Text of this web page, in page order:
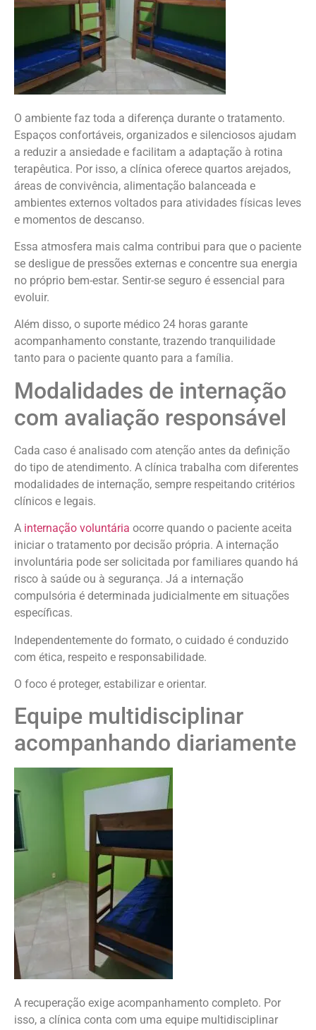
O ambiente faz toda a diferença durante o tratamento.
Espaços confortáveis, organizados e silenciosos ajudam
a reduzir a ansiedade e facilitam a adaptação à rotina
terapêutica. Por isso, a clínica oferece quartos arejados,
áreas de convivência, alimentação balanceada e
ambientes externos voltados para atividades físicas leves
e momentos de descanso.
Essa atmosfera mais calma contribui para que o paciente
se desligue de pressões externas e concentre sua energia
no próprio bem-estar. Sentir-se seguro é essencial para
evoluir.
Além disso, o suporte médico 24 horas garante
acompanhamento constante, trazendo tranquilidade
tanto para o paciente quanto para a família.
Modalidades de internação
com avaliação responsável
Cada caso é analisado com atenção antes da definição
do tipo de atendimento. A clínica trabalha com diferentes
modalidades de internação, sempre respeitando critérios
clínicos e legais.
A internação voluntária ocorre quando o paciente aceita
iniciar o tratamento por decisão própria. A internação
involuntária pode ser solicitada por familiares quando há
risco à saúde ou à segurança. Já a internação
compulsória é determinada judicialmente em situações
específicas.
Independentemente do formato, o cuidado é conduzido
com ética, respeito e responsabilidade.
O foco é proteger, estabilizar e orientar.
Equipe multidisciplinar
acompanhando diariamente
A recuperação exige acompanhamento completo. Por
isso, a clínica conta com uma equipe multidisciplinar